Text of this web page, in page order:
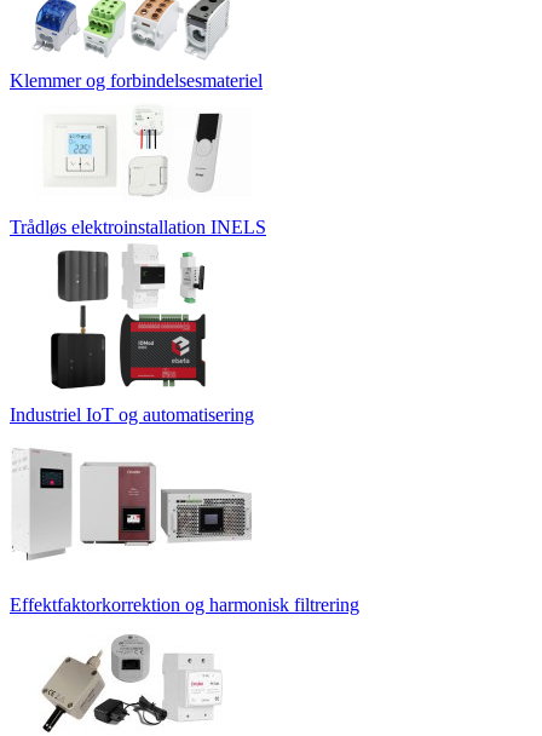
Klemmer og forbindelsesmateriel
Trådløs elektroinstallation INELS
Industriel IoT og automatisering
Effektfaktorkorrektion og harmonisk filtrering